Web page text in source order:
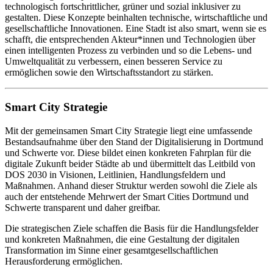
technologisch fortschrittlicher, grüner und sozial inklusiver zu
gestalten. Diese Konzepte beinhalten technische, wirtschaftliche und
gesellschaftliche Innovationen. Eine Stadt ist also smart, wenn sie es
schafft, die entsprechenden Akteur*innen und Technologien über
einen intelligenten Prozess zu verbinden und so die Lebens- und
Umweltqualität zu verbessern, einen besseren Service zu
ermöglichen sowie den Wirtschaftsstandort zu stärken.
Smart City Strategie
Mit der gemeinsamen Smart City Strategie liegt eine umfassende
Bestandsaufnahme über den Stand der Digitalisierung in Dortmund
und Schwerte vor. Diese bildet einen konkreten Fahrplan für die
digitale Zukunft beider Städte ab und übermittelt das Leitbild von
DOS 2030 in Visionen, Leitlinien, Handlungsfeldern und
Maßnahmen. Anhand dieser Struktur werden sowohl die Ziele als
auch der entstehende Mehrwert der Smart Cities Dortmund und
Schwerte transparent und daher greifbar.
Die strategischen Ziele schaffen die Basis für die Handlungsfelder
und konkreten Maßnahmen, die eine Gestaltung der digitalen
Transformation im Sinne einer gesamtgesellschaftlichen
Herausforderung ermöglichen.